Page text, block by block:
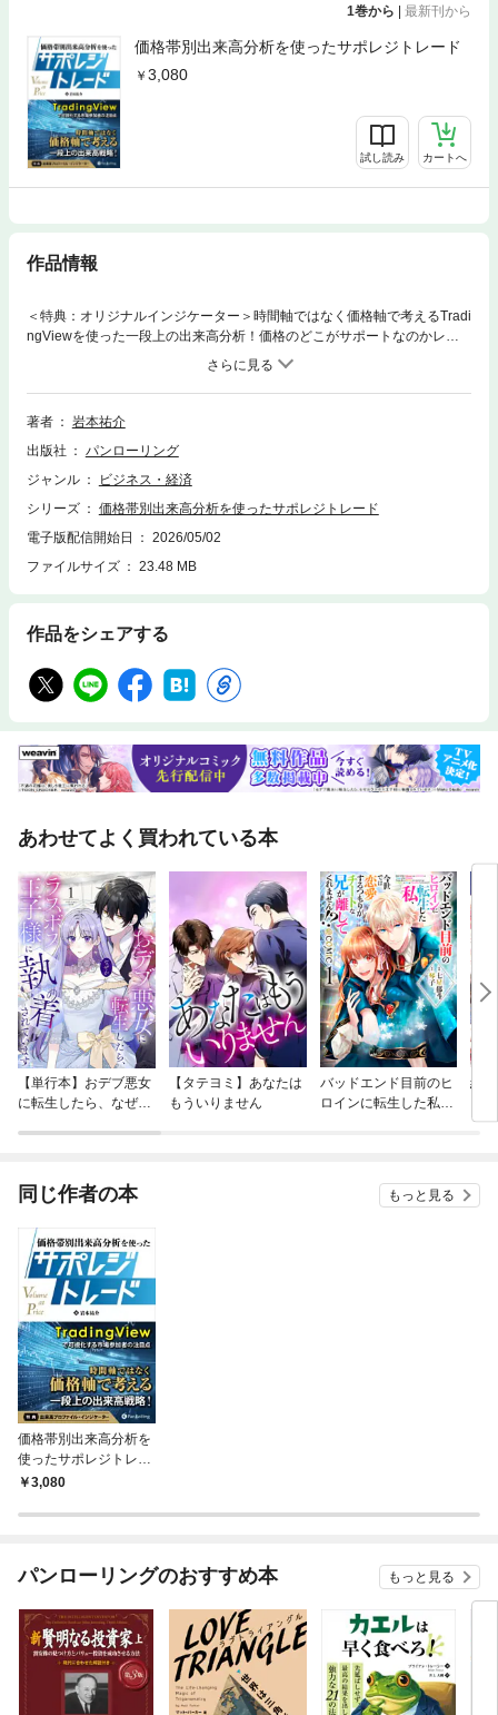
1巻から | 最新刊から
価格帯別出来高分析を使ったサポレジトレード
3,080
試し読み カートへ
作品情報
＜特典：オリジナルインジケーター＞時間軸ではなく価格軸で考えるTradi
ngViewを使った一段上の出来高分析！価格のどこがサポートなのかレジ
スタンスなのかを一目で判定できる！価格の背後にある「市場参加者の記
憶と心理」を読み解く！重要なのは「いつ」ではなく、「どこ」に意識が
集まるか多くのトレーダーや投資家は「価格の動き」に注目します。価格
変動や各種インジケーターが示す情報は視覚的に分かりやすく、手軽に表
すぎません。「なぜその価格帯で止まったのか」「なぜ突然ブレイクした
のか」――それを示してはくれません。今後のシナリオを考えるうえで重
の手がかりとなるのが「出来高」です。出来高は、市場参加者が実際に取
引した痕跡であり、彼らが意識している価格帯そのものを示します。人は
起き、上昇が止まったり、反落に転じたりすることが多く見られます。現
えてきて、今後のシナリオ構築のヒントになるのです。従来の出来高分析
可視化して相場の盛り上がりや転換点を探る。そんな「時間軸ベースの出
来高表示」が一般的でした。しかしそれでは、どの価格帯で出来高が集中
す。これにより、「どの価格帯に売買が集中していたか」を明確に捉える
ことができます。価格帯別出来高プロファイルは、もともと機関投資家が
活用していた分析手法で、日本では一部の上級トレーダーの間でのみ使わ
解説が少なかったためです。本書では、出来高プロファイルの優位性と活
るマーケットプロファイルや一般的なインジケーターとの違いを、具体的
なチャート事例を交えて解説しています。また、多くの方に価格帯別出来
高分析の魅力や優位性を知っていただくため、TradingViewを用いた実践
的な解説を行っています。株式・為替・指数先物・コモディティなど、あ
らゆる市場に対応するTradingViewは、ブラウザやスマートフォンから簡
単に利用でき、世界中のトレーダーに支持されています。すでにTradingV
iewを使用している方も本書を通して、POCやVWAP、累積出来高デルタ
など、一段上の出来高分析を身につけることができるでしょう。さらに、
読者特典としてオリジナルの無料インジケーターを用意しました。シンプ
ルな操作で、価格帯別出来高プロファイルをすぐに試すことができる強力
なツールです。もちろん、その描画方法や設定手順も丁寧に解説していま
す。サポートラインやレジスタンスラインのように、人によって引き方が
の心理を明確に判断できるようになります。チャート上に特典インジケー
著者
岩本祐介
出版社
パンローリング
ジャンル
ビジネス・経済
シリーズ
価格帯別出来高分析を使ったサポレジトレード
電子版配信開始日
2026/05/02
ファイルサイズ
23.48 MB
作品をシェアする
あわせてよく買われている本
【単行本】おデブ悪女
に転生したら、なぜか
【タテヨミ】あなたは
もういりません
バッドエンド目前のヒ
ロインに転生した私、
結
同じ作者の本 もっと見る
価格帯別出来高分析を
使ったサポレジトレー
ド3,080
パンローリングのおすすめ本 もっと見る